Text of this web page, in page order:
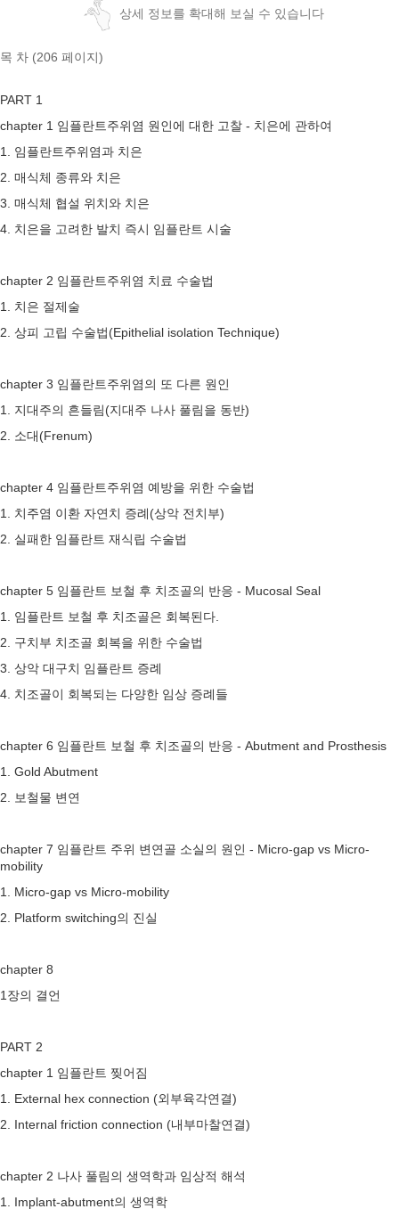
상세 정보를 확대해 보실 수 있습니다
목 차 (206 페이지)
PART 1
chapter 1 임플란트주위염 원인에 대한 고찰 - 치은에 관하여
1. 임플란트주위염과 치은
2. 매식체 종류와 치은
3. 매식체 협설 위치와 치은
4. 치은을 고려한 발치 즉시 임플란트 시술
chapter 2 임플란트주위염 치료 수술법
1. 치은 절제술
2. 상피 고립 수술법(Epithelial isolation Technique)
chapter 3 임플란트주위염의 또 다른 원인
1. 지대주의 흔들림(지대주 나사 풀림을 동반)
2. 소대(Frenum)
chapter 4 임플란트주위염 예방을 위한 수술법
1. 치주염 이환 자연치 증례(상악 전치부)
2. 실패한 임플란트 재식립 수술법
chapter 5 임플란트 보철 후 치조골의 반응 - Mucosal Seal
1. 임플란트 보철 후 치조골은 회복된다.
2. 구치부 치조골 회복을 위한 수술법
3. 상악 대구치 임플란트 증례
4. 치조골이 회복되는 다양한 임상 증례들
chapter 6 임플란트 보철 후 치조골의 반응 - Abutment and Prosthesis
1. Gold Abutment
2. 보철물 변연
chapter 7 임플란트 주위 변연골 소실의 원인 - Micro-gap vs Micro-
mobility
1. Micro-gap vs Micro-mobility
2. Platform switching의 진실
chapter 8
1장의 결언
PART 2
chapter 1 임플란트 찢어짐
1. External hex connection (외부육각연결)
2. Internal friction connection (내부마찰연결)
chapter 2 나사 풀림의 생역학과 임상적 해석
1. Implant-abutment의 생역학